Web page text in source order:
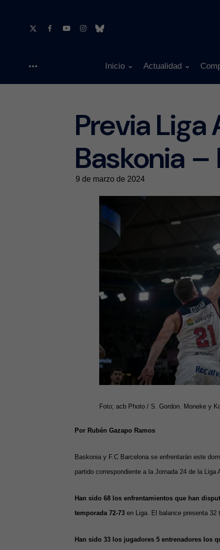
Inicio Actualidad
Previa Liga
Baskonia –
9 de marzo de 2024
Foto; acb Photo / S. Gordon. Moneke y
Por Rubén Gazapo Ramos
Baskonia y F.C Barcelona se enfrentarán este
partido correspondiente a la Jornada 24 de la
Han sido 68 los enfrentamientos que han
temporada 72-73 en Liga. El balance presenta 32
Han sido 33 los jugadores 5 entrenadores los